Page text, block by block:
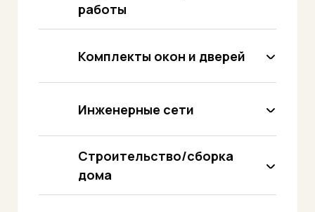
работы
Комплекты окон и дверей
Инженерные сети
Строительство/сборка
дома